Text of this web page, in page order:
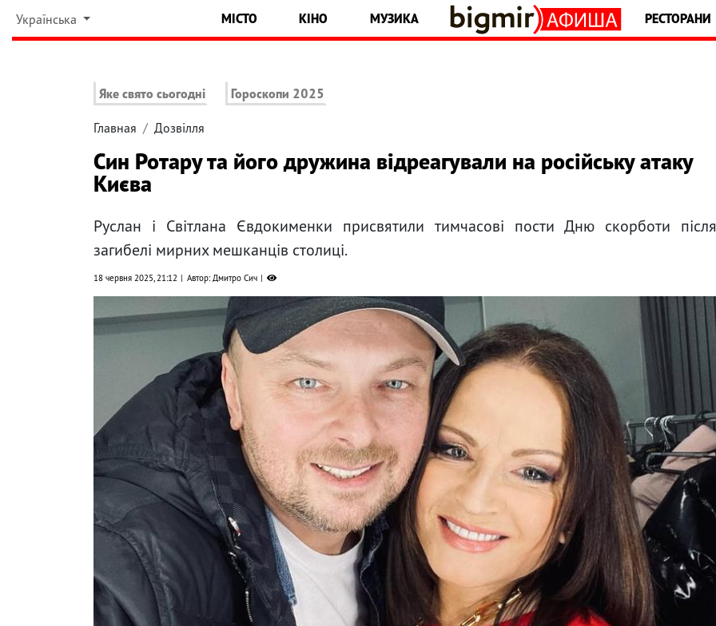
Українська МІСТО КІНО МУЗИКА РЕСТОРАНИ
Яке свято сьогодні Гороскопи 2025
Главная Дозвілля
Син Ротару та його дружина відреагували на російську атаку
Києва
Руслан і Світлана Євдокименки присвятили тимчасові пости Дню скорботи після
загибелі мирних мешканців столиці.
18 червня 2025, 21:12 Автор: Дмитро Сич